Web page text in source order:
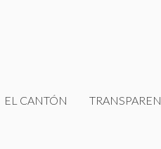
EL CANTÓN